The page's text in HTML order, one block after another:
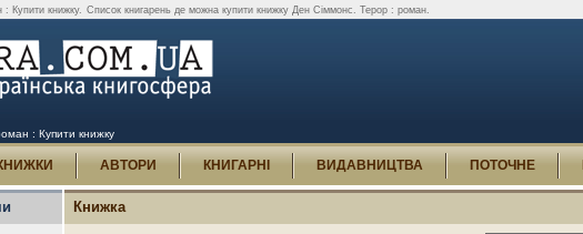
Купити книжку. Список книгарень де можна купити книжку Ден Сіммонс. Терор : роман.
: Купити книжку
АВТОРИ КНИГАРНІ ВИДАВНИЦТВА ПОТОЧНЕ
Книжка